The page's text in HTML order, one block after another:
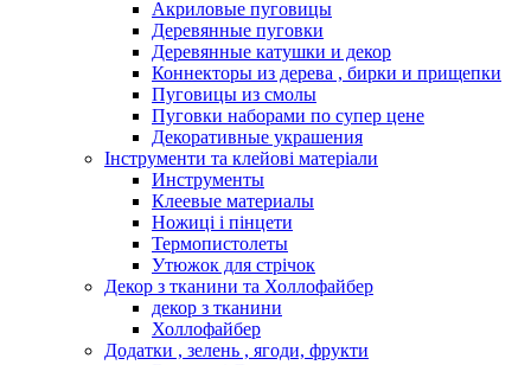
Акриловые пуговицы
Деревянные пуговки
Деревянные катушки и декор
Коннекторы из дерева , бирки и прищепки
Пуговицы из смолы
Пуговки наборами по супер цене
Декоративные украшения
Інструменти та клейові матеріали
Инструменты
Клеевые материалы
Ножиці і пінцети
Термопистолеты
Утюжок для стрічок
Декор з тканини та Холлофайбер
декор з тканини
Холлофайбер
Додатки , зелень , ягоди, фрукти